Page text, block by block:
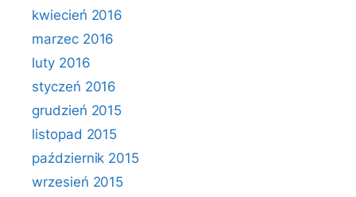
kwiecień 2016
marzec 2016
luty 2016
styczeń 2016
grudzień 2015
listopad 2015
październik 2015
wrzesień 2015